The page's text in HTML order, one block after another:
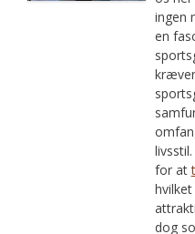
ingen
en
for at
dog